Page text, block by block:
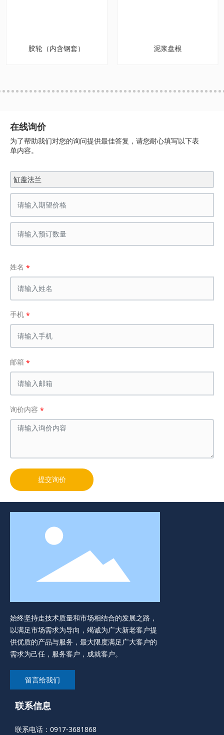
胶轮（内含钢套） 泥浆盘根
在线询价
为了帮助我们对您的询问提供最佳答复，请您耐心填写以下表
单内容。
缸盖法兰
姓名
手机
邮箱
询价内容
提交询价
始终坚持走技术质量和市场相结合的发展之路，
以满足市场需求为导向，竭诚为广大新老客户提
供优质的产品与服务，最大限度满足广大客户的
需求为己任，服务客户，成就客户。
留言给我们
联系信息
联系电话： 0917-3681868